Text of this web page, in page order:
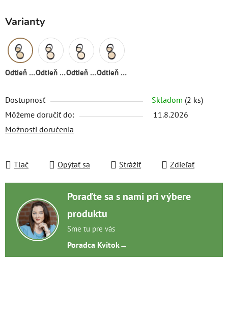
Varianty
Odtieň 03 Odtieň 01 Odtieň 02 Odtieň 04
Dostupnosť Skladom (2 ks)
Môžeme doručiť do:
11.8.2026
Možnosti doručenia
Tlač Opýtať sa Strážiť Zdieľať
Poraďte sa s nami pri výbere
produktu
Sme tu pre vás
Poradca Kvitok→